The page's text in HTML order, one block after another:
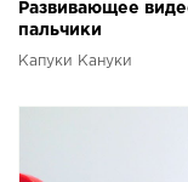
Развивающее
пальчики
Капуки Кануки